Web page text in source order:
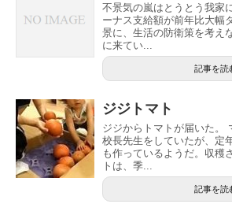
不景気の嵐はとうとう我家
ーナス支給額が前年比大幅
景に、生活の防衛策を考え
に来てい...
記事を読
ジジトマト
ジジからトマトが届いた。
校長先生をしていたが、定
も作っているようだ。収穫
トは、季...
記事を読